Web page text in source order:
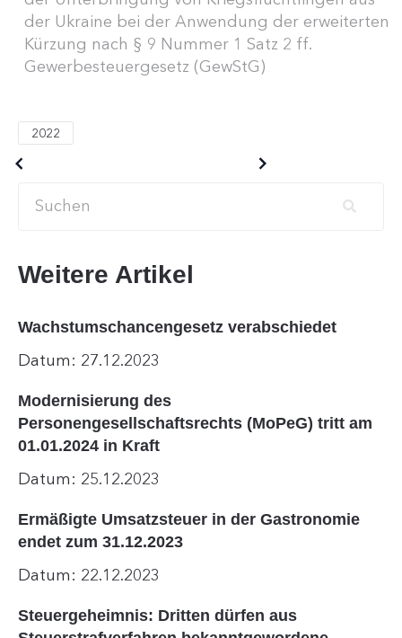
der Ukraine bei der Anwendung der erweiterten
Kürzung nach § 9 Nummer 1 Satz 2 ff.
Gewerbesteuergesetz (GewStG)
2022
Weitere Artikel
Wachstumschancengesetz verabschiedet
Datum: 27.12.2023
Modernisierung des
Personengesellschaftsrechts (MoPeG) tritt am
01.01.2024 in Kraft
Datum: 25.12.2023
Ermäßigte Umsatzsteuer in der Gastronomie
endet zum 31.12.2023
Datum: 22.12.2023
Steuergeheimnis: Dritten dürfen aus